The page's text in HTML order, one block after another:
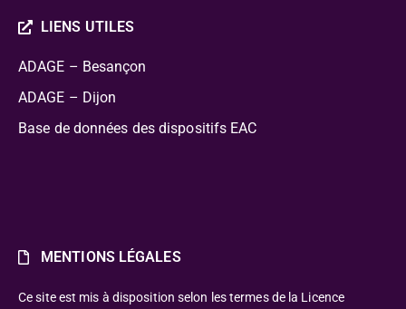
LIENS UTILES
ADAGE – Besançon
ADAGE – Dijon
Base de données des dispositifs EAC
MENTIONS LÉGALES
Ce site est mis à disposition selon les termes de la Licence